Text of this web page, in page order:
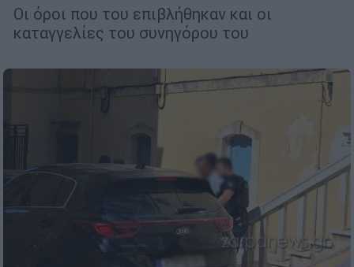
Οι όροι που του επιβλήθηκαν και οι
καταγγελίες του συνηγόρου του